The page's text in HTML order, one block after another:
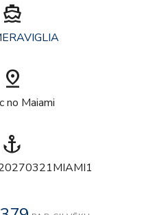
directions_boat
pin_drop
no Maiami
anchor